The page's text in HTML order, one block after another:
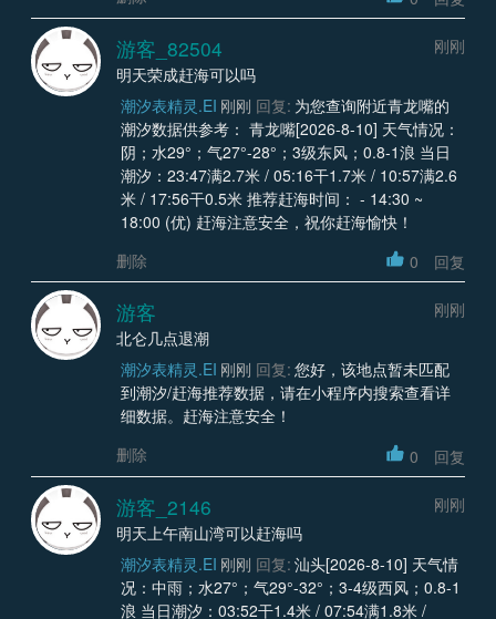
游客_82504
刚刚
明天荣成赶海可以吗
潮汐表精灵.EI 刚刚 回复: 为您查询附近青龙嘴的
潮汐数据供参考： 青龙嘴[2026-8-10] 天气情况：
阴；水29°；气27°-28°；3级东风；0.8-1浪 当日
潮汐：23:47满2.7米 / 05:16干1.7米 / 10:57满2.6
米 / 17:56干0.5米 推荐赶海时间： - 14:30 ~
18:00 (优) 赶海注意安全，祝你赶海愉快！
删除
0 回复
游客
刚刚
北仑几点退潮
潮汐表精灵.EI 刚刚 回复: 您好，该地点暂未匹配
到潮汐/赶海推荐数据，请在小程序内搜索查看详
细数据。赶海注意安全！
删除
0 回复
游客_2146
刚刚
明天上午南山湾可以赶海吗
潮汐表精灵.EI 刚刚 回复: 汕头[2026-8-10] 天气情
况：中雨；水27°；气29°-32°；3-4级西风；0.8-1
浪 当日潮汐：03:52干1.4米 / 07:54满1.8米 /